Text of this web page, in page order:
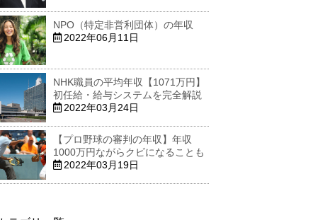
NPO（特定非営利団体）の年収
2022年06月11日
NHK職員の平均年収【1071万円】
初任給・給与システムを完全解説
2022年03月24日
【プロ野球の審判の年収】年収
1000万円ながらクビになることも
2022年03月19日